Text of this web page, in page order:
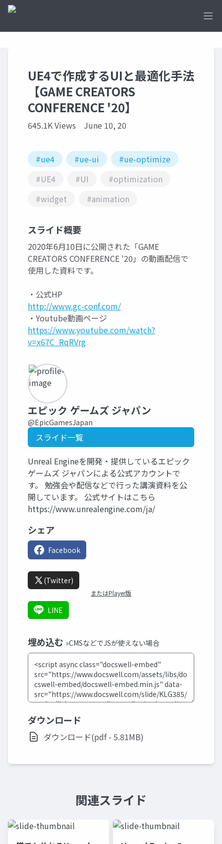
UE4で作成するUIと最適化手法
【GAME CREATORS
CONFERENCE '20】
645.1K Views June 10, 20
#ue4 #ue-ui
#ue-optimize
#UE4
#UI
#optimization
#widget
#animation
スライド概要
2020年6月10日に公開された「GAME
CREATORS CONFERENCE '20」の動画配信で
使用した資料です。
・公式HP
http://www.gc-conf.com/
・Youtube動画ページ
https://www.youtube.com/watch?
v=x67C_RqRVrg
エピック ゲームズ ジャパン
@EpicGamesJapan
スライド一覧
Unreal Engineを開発・提供しているエピック
ゲームズ ジャパンによる公式アカウントで
す。 勉強会や配信などで行った講演資料を公
開しています。 公式サイトはこちら
https://www.unrealengine.com/ja/
シェア
Facebook
(Twitter)
またはPlayer版
LINE
埋め込む »CMSなどでJSが使えない場合
ダウンロード
ダウンロード(pdf - 5.81MB)
関連スライド